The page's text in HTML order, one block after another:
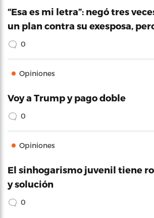
“Esa es mi letra”: negó tres
un plan contra su exesposa,
0
Opiniones
Voy a Trump y pago doble
0
Opiniones
El sinhogarismo juvenil tiene
y solución
0